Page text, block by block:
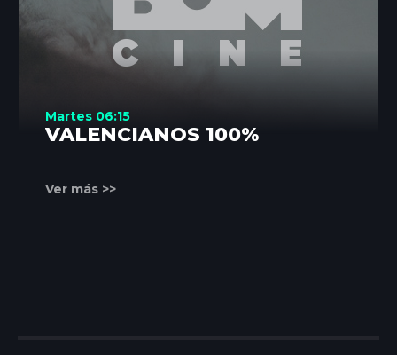
Martes 06:15
VALENCIANOS 100%
Ver más >>